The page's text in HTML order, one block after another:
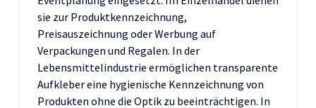
sie zur Produktkennzeichnung,
Preisauszeichnung oder Werbung auf
Verpackungen und Regalen. In der
Lebensmittelindustrie ermöglichen transparente
Aufkleber eine hygienische Kennzeichnung von
Produkten ohne die Optik zu beeinträchtigen. In